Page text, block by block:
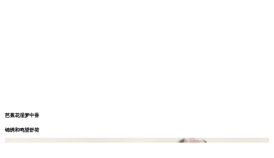
芭蕉花湿梦中香